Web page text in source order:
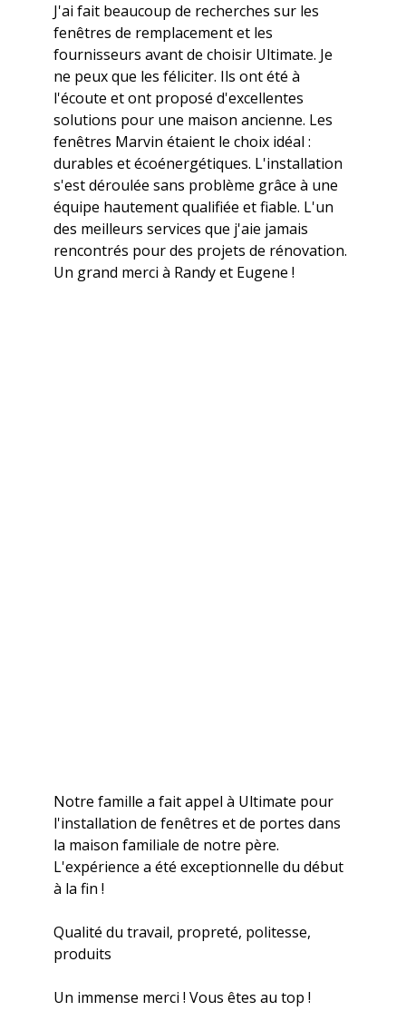
J'ai fait beaucoup de recherches sur les
fenêtres de remplacement et les
fournisseurs avant de choisir Ultimate. Je
ne peux que les féliciter. Ils ont été à
l'écoute et ont proposé d'excellentes
solutions pour une maison ancienne. Les
fenêtres Marvin étaient le choix idéal :
durables et écoénergétiques. L'installation
s'est déroulée sans problème grâce à une
équipe hautement qualifiée et fiable. L'un
des meilleurs services que j'aie jamais
rencontrés pour des projets de rénovation.
Un grand merci à Randy et Eugene !
Notre famille a fait appel à Ultimate pour
l'installation de fenêtres et de portes dans
la maison familiale de notre père.
L'expérience a été exceptionnelle du début
à la fin !
Qualité du travail, propreté, politesse,
produits
Un immense merci ! Vous êtes au top !